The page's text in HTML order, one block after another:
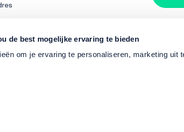
de best mogelijke ervaring te bieden
om je ervaring te personaliseren, marketing uit